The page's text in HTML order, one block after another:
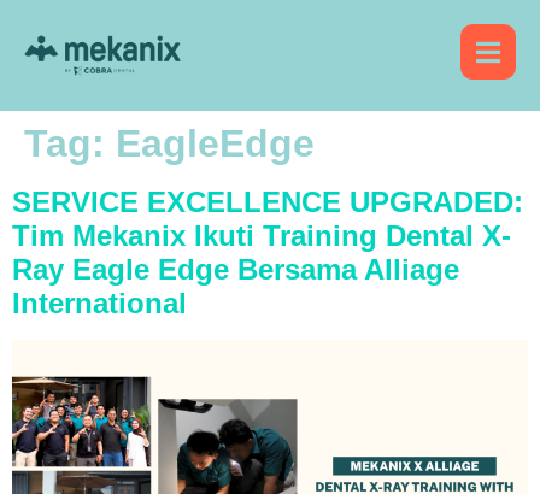
Tag: EagleEdge
SERVICE EXCELLENCE UPGRADED:
Tim Mekanix Ikuti Training Dental X-
Ray Eagle Edge Bersama Alliage
International